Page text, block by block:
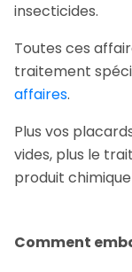
insecticides.
Toutes ces
traitement
affaires.
Plus vos
vides, plus le
produit
Comment